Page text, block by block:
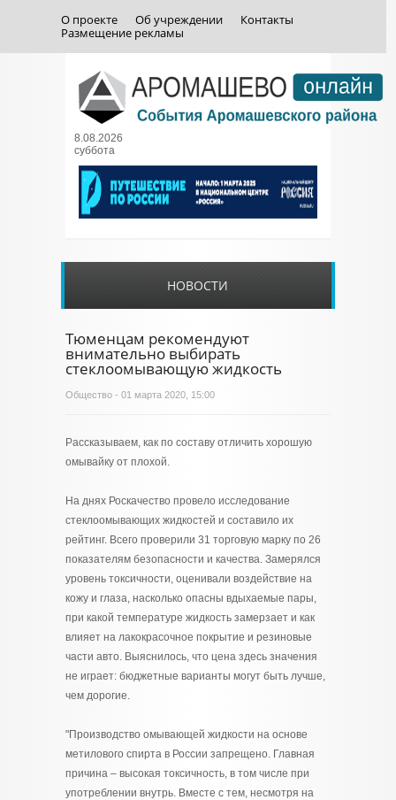
О проекте Об учреждении
Контакты
Размещение рекламы
8.08.2026
суббота
НОВОСТИ
Тюменцам рекомендуют
внимательно выбирать
стеклоомывающую жидкость
Общество - 01 марта 2020, 15:00
Рассказываем, как по составу отличить хорошую
омывайку от плохой.
На днях Роскачество провело исследование
стеклоомывающих жидкостей и составило их
рейтинг. Всего проверили 31 торговую марку по 26
показателям безопасности и качества. Замерялся
уровень токсичности, оценивали воздействие на
кожу и глаза, насколько опасны вдыхаемые пары,
при какой температуре жидкость замерзает и как
влияет на лакокрасочное покрытие и резиновые
части авто. Выяснилось, что цена здесь значения
не играет: бюджетные варианты могут быть лучше,
чем дорогие.
"Производство омывающей жидкости на основе
метилового спирта в России запрещено. Главная
причина – высокая токсичность, в том числе при
употреблении внутрь. Вместе с тем, несмотря на